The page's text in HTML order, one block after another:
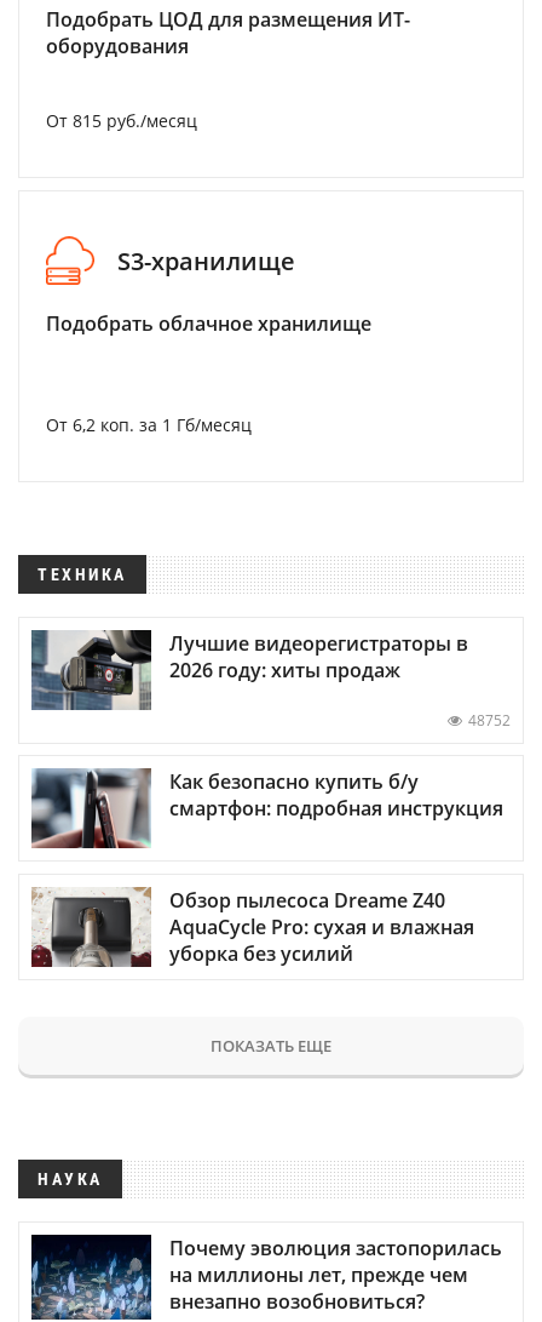
Подобрать ЦОД для размещения ИТ-
оборудования
От 815 руб./месяц
S3-хранилище
Подобрать облачное хранилище
От 6,2 коп. за 1 Гб/месяц
ТЕХНИКА
Лучшие видеорегистраторы в
2026 году: хиты продаж
48752
Как безопасно купить б/у
смартфон: подробная инструкция
Обзор пылесоса Dreame Z40
AquaCycle Pro: сухая и влажная
уборка без усилий
ПОКАЗАТЬ ЕЩЕ
НАУКА
Почему эволюция застопорилась
на миллионы лет, прежде чем
внезапно возобновиться?